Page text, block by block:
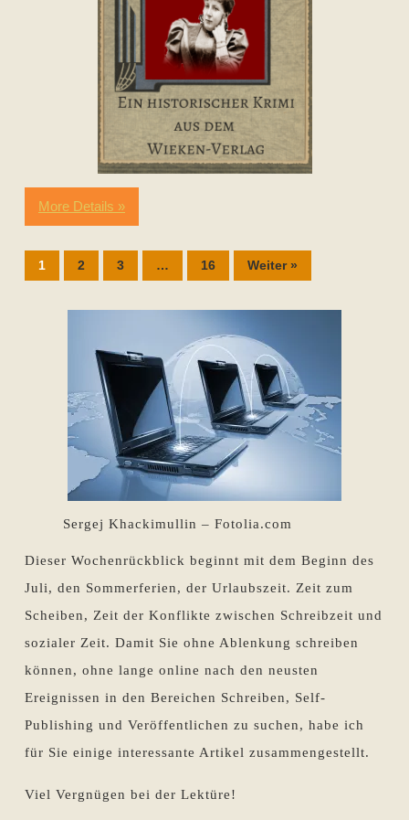
More Details »
1 2 3 … 16 Weiter »
Sergej Khackimullin – Fotolia.com
Dieser Wochenrückblick beginnt mit dem Beginn des
Juli, den Sommerferien, der Urlaubszeit. Zeit zum
Scheiben, Zeit der Konflikte zwischen Schreibzeit und
sozialer Zeit. Damit Sie ohne Ablenkung schreiben
können, ohne lange online nach den neusten
Ereignissen in den Bereichen Schreiben, Self-
Publishing und Veröffentlichen zu suchen, habe ich
für Sie einige interessante Artikel zusammengestellt.
Viel Vergnügen bei der Lektüre!